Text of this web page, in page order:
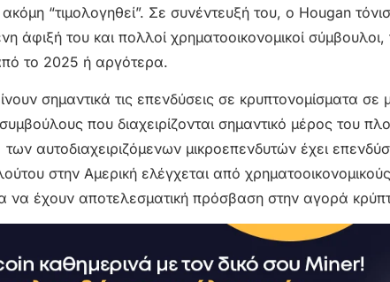
“τιμολογηθεί”. Σε συνέντευξή του, ο Hougan
άφιξή του και πολλοί χρηματοοικονομικοί σύμβουλοι,
το 2025 ή αργότερα.
σημαντικά τις επενδύσεις σε κρυπτονομίσματα σε
που διαχειρίζονται σημαντικό μέρος του
αυτοδιαχειριζόμενων μικροεπενδυτών έχει
στην Αμερική ελέγχεται από
να έχουν αποτελεσματική πρόσβαση στην αγορά